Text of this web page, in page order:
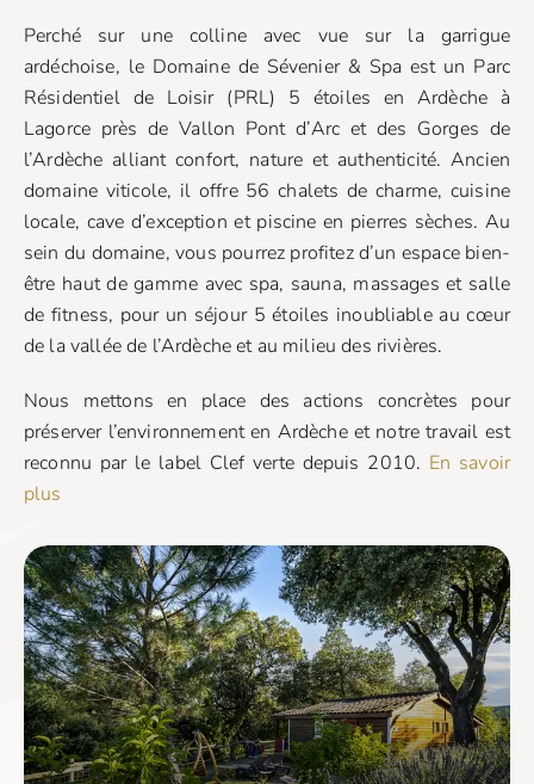
Perché sur une colline avec vue sur la garrigue
ardéchoise, le Domaine de Sévenier & Spa est un Parc
Résidentiel de Loisir (PRL) 5 étoiles en Ardèche à
Lagorce près de Vallon Pont d’Arc et des Gorges de
l’Ardèche alliant confort, nature et authenticité. Ancien
domaine viticole, il offre 56 chalets de charme, cuisine
locale, cave d’exception et piscine en pierres sèches. Au
sein du domaine, vous pourrez profitez d’un espace bien-
être haut de gamme avec spa, sauna, massages et salle
de fitness, pour un séjour 5 étoiles inoubliable au cœur
de la vallée de l’Ardèche et au milieu des rivières.
Nous mettons en place des actions concrètes pour
préserver l’environnement en Ardèche et notre travail est
reconnu par le label Clef verte depuis 2010. En savoir
plus